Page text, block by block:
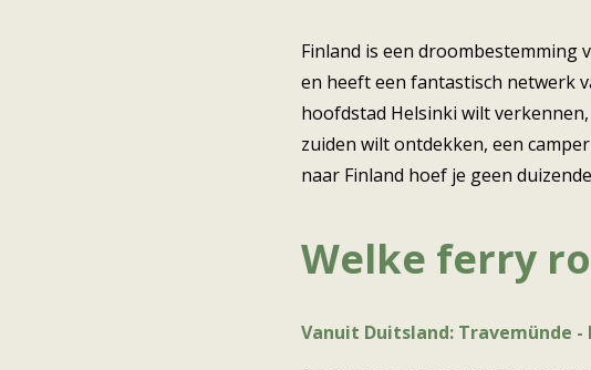
Finland is een droombestemming
en heeft een fantastisch netwerk
hoofdstad Helsinki wilt
zuiden wilt ontdekken, een
naar Finland hoef je geen
Welke ferry
Vanuit Duitsland: Travemünde -